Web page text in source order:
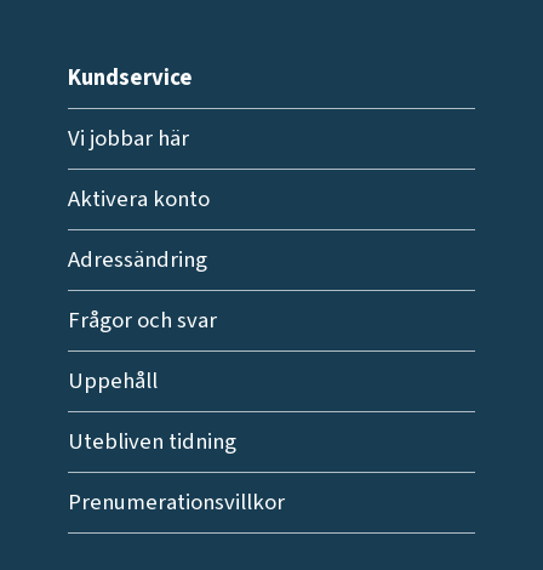
Kundservice
Vi jobbar här
Aktivera konto
Adressändring
Frågor och svar
Uppehåll
Utebliven tidning
Prenumerationsvillkor